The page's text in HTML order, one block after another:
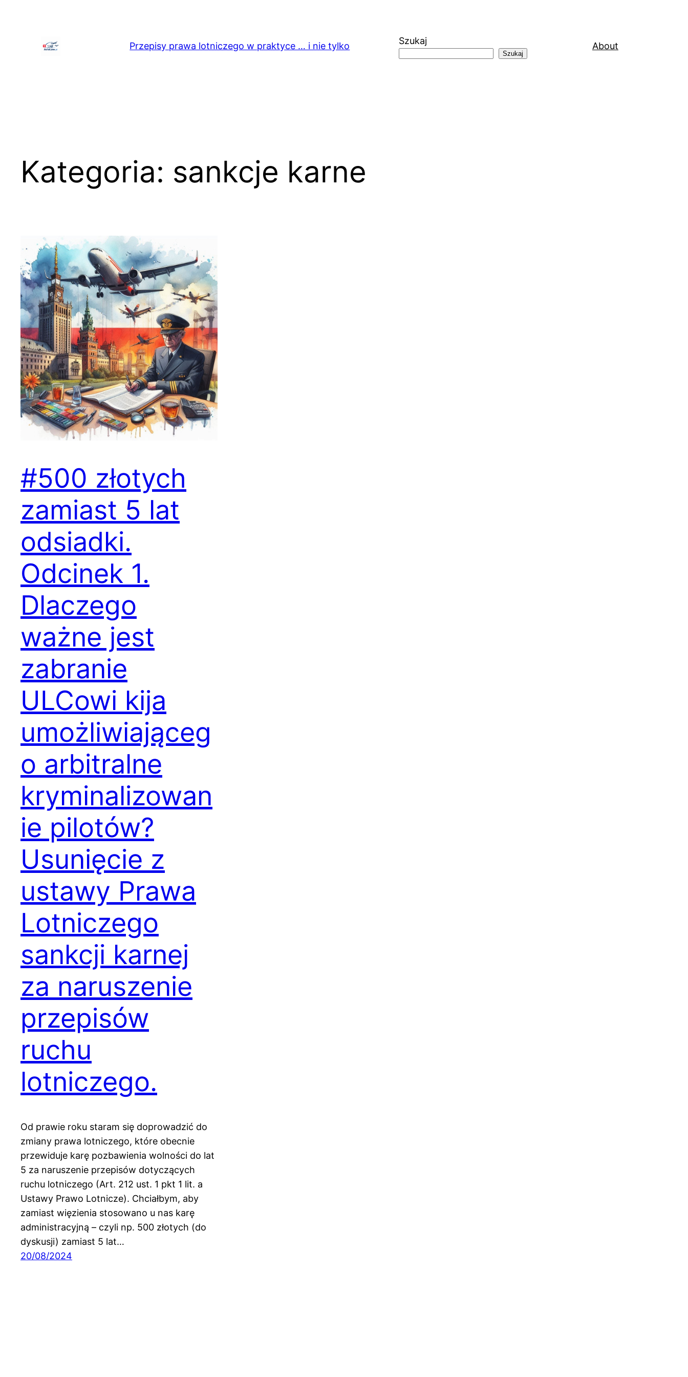
Przepisy prawa lotniczego w praktyce … i nie tylko Szukaj
Szukaj
About
Kategoria: sankcje karne
#500 złotych
zamiast 5 lat
odsiadki.
Odcinek 1.
Dlaczego
ważne jest
zabranie
ULCowi kija
umożliwiająceg
o arbitralne
kryminalizowan
ie pilotów?
Usunięcie z
ustawy Prawa
Lotniczego
sankcji karnej
za naruszenie
przepisów
ruchu
lotniczego.
Od prawie roku staram się doprowadzić do
zmiany prawa lotniczego, które obecnie
przewiduje karę pozbawienia wolności do lat
5 za naruszenie przepisów dotyczących
ruchu lotniczego (Art. 212 ust. 1 pkt 1 lit. a
Ustawy Prawo Lotnicze). Chciałbym, aby
zamiast więzienia stosowano u nas karę
administracyjną – czyli np. 500 złotych (do
dyskusji) zamiast 5 lat…
20/08/2024